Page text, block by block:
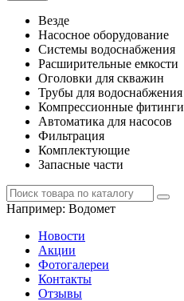
Везде
Насосное оборудование
Системы водоснабжения
Расширительные емкости
Оголовки для скважин
Трубы для водоснабжения
Компрессионные фитинги
Автоматика для насосов
Фильтрация
Комплектующие
Запасные части
Например: Водомет
Новости
Акции
Фотогалереи
Контакты
Отзывы